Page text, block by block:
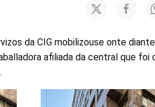
da CIG mobilizouse onte
afiliada da central que